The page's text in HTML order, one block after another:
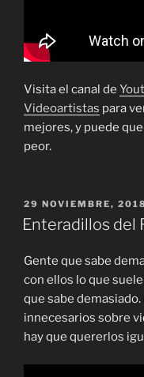
Visita el canal de
Videoartistas para
mejores, y puede
peor.
PUBLICADO
EL
29 NOVIEMBRE,
Enteradillos del
Gente que sabe
con ellos lo que
que sabe
innecesarios sobre
hay que quererlos